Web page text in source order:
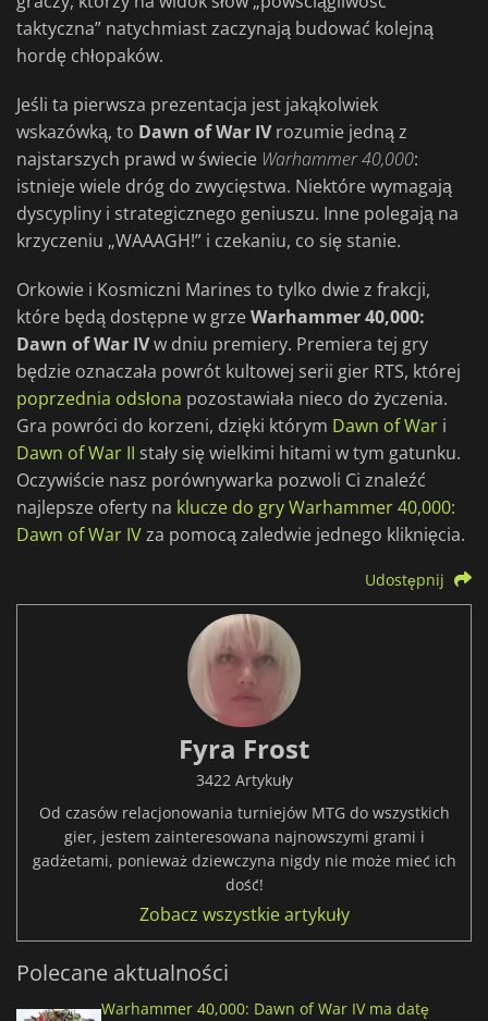
taktyczna” natychmiast zaczynają budować kolejną
hordę chłopaków.
Jeśli ta pierwsza prezentacja jest jakąkolwiek
wskazówką, to Dawn of War IVrozumie jedną z
najstarszych prawd w świecie Warhammer 40,000:
istnieje wiele dróg do zwycięstwa. Niektóre wymagają
dyscypliny i strategicznego geniuszu. Inne polegają na
krzyczeniu „WAAAGH!” i czekaniu, co się stanie.
Orkowie i Kosmiczni Marines to tylko dwie z frakcji,
które będą dostępne w grzeWarhammer 40,000:
Dawn of War IVw dniu premiery. Premiera tej gry
będzie oznaczała powrót kultowej serii gier RTS, której
poprzednia odsłona pozostawiała nieco do życzenia.
Gra powróci do korzeni, dzięki którym Dawn of War i
Dawn of War II stały się wielkimi hitami w tym gatunku.
Oczywiście nasz porównywarka pozwoli Ci znaleźć
najlepsze oferty na klucze do gry Warhammer 40,000:
Dawn of War IVza pomocą zaledwie jednego kliknięcia.
Udostępnij
Fyra Frost
3422 Artykuły
Od czasów relacjonowania turniejów MTG do wszystkich
gier, jestem zainteresowana najnowszymi grami i
gadżetami, ponieważ dziewczyna nigdy nie może mieć ich
dość!
Zobacz wszystkie artykuły
Polecane aktualności
Warhammer 40,000: Dawn of War IV ma datę